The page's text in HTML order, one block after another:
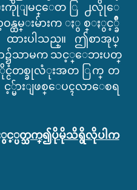
းကိုုျမင္ေတ ြ႕လိုုေ
န္ထမ္းမ်ားက ႏွစ္ႏွင့္ခ်ီ
ားပါသည္။ ဤစာအုပ္
၌သာမက သင့္ေဘးပတ္
ႏိုင္ငံတစ္ခုလံုးအတ ြက္ တ
ားျဖစ္ေပၚလာေစရ
ႏွင့္ပတ္သက္၍ပိုမိုသိရွိလိုပါက